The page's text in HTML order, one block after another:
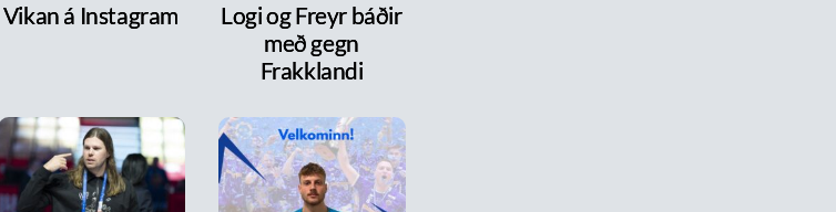
Vikan á Instagram
Logi og Freyr báðir
með gegn
Frakklandi